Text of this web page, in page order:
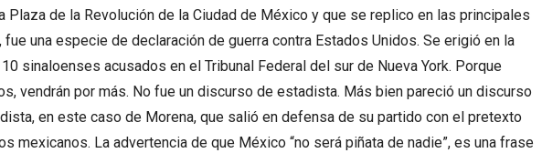
Plaza de la Revolución de la Ciudad de México y que se replico en las principales
una especie de declaración de guerra contra Estados Unidos. Se erigió en la
sinaloenses acusados en el Tribunal Federal del sur de Nueva York. Porque
vendrán por más. No fue un discurso de estadista. Más bien pareció un discurso
en este caso de Morena, que salió en defensa de su partido con el pretexto
mexicanos. La advertencia de que México “no será piñata de nadie”, es una frase